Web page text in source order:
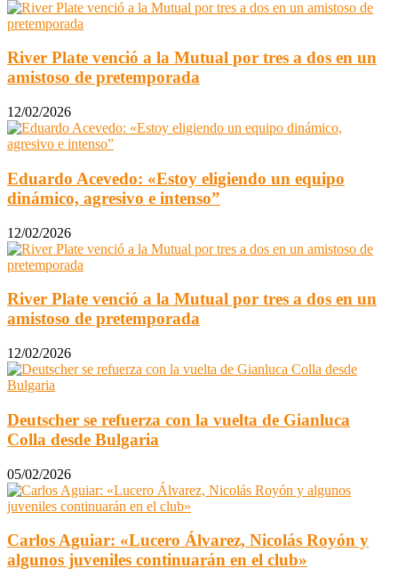
River Plate venció a la Mutual por tres a dos en un
amistoso de pretemporada
12/02/2026
Eduardo Acevedo: «Estoy eligiendo un equipo
dinámico, agresivo e intenso”
12/02/2026
River Plate venció a la Mutual por tres a dos en un
amistoso de pretemporada
12/02/2026
Deutscher se refuerza con la vuelta de Gianluca
Colla desde Bulgaria
05/02/2026
Carlos Aguiar: «Lucero Álvarez, Nicolás Royón y
algunos juveniles continuarán en el club»